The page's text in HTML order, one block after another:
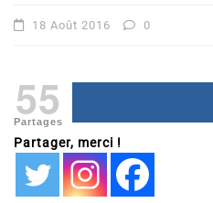
18 Août 2016 0
55
Partages
Partager, merci !